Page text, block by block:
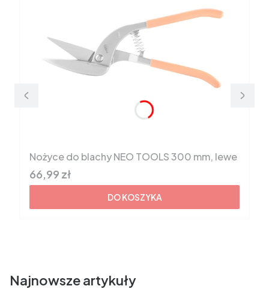
Nożyce do blachy NEO TOOLS 300 mm, lewe
Cena brutto
66,99 zł
DO KOSZYKA
Najnowsze artykuły